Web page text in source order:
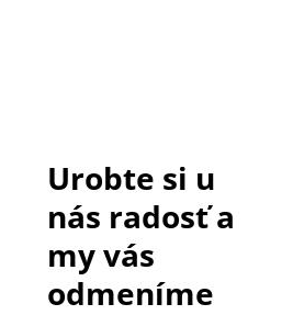
Urobte si u
nás radosť a
my vás
odmeníme